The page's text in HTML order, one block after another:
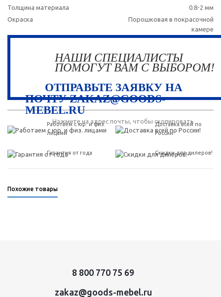
Толщина материала
0.8-2 мм
Окраска
Порошковая в покрасочной
камере
НАШИ СПЕЦИАЛИСТЫ
ПОМОГУТ ВАМ С ВЫБОРОМ!
ОТПРАВЬТЕ ЗАЯВКУ НА
ПОЧТУ ZAKAZ@GOODS-
MEBEL.RU
Нажмите на адрес почты, чтобы скопировать
Работаем с юр. и физ.
лицами
Доставка всей по
России!
Гарантия от года Скидки для дилеров!
Похожие товары
8 800 770 75 69
zakaz@goods-mebel.ru